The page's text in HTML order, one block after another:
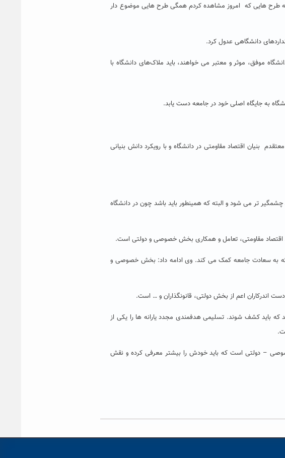
طرح هایی که امروز مشاهده کردم همگی طرح هایی موضوع دار
دانشگاهی عدول کرد.
موفق، موثر و معتبر می خواهند، باید ملاک‌های دانشگاه با
به جایگاه اصلی خود در جامعه دست یابد.
بنیان اقتصاد مقاومتی در دانشگاه و با رویکرد دانش بنیانی
تر می شود و البته که همینطور باید باشد چون در دانشگاه
اقتصاد مقاومتی، تعامل و همکاری بخش خصوصی و دولتی است.
که به سعادت جامعه کمک می کند. وی ادامه داد: بخش خصوصی و
اندرکاران اعم از بخش دولتی، قانونگذاران و … است.
باید کشف شوند. تسلیمی هدفمندی مجدد یارانه ها را یکی از
– دولتی است که باید خودش را بیشتر معرفی کرده و نقش